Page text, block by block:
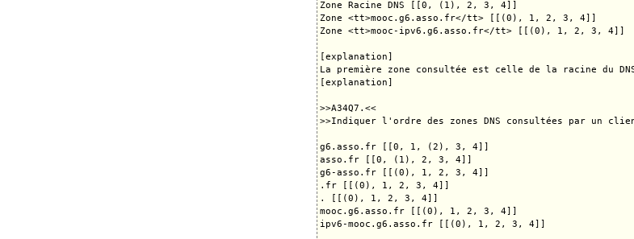
Zone Racine DNS [[0, (1), 2, 3, 4]]
Zone <tt>mooc.g6.asso.fr</tt> [[(0), 1, 2, 3, 4]]
Zone <tt>mooc-ipv6.g6.asso.fr</tt> [[(0), 1, 2, 3, 4]]
[explanation]
La première zone consultée est celle de la racine du
[explanation]
>>A34Q7.<<
>>Indiquer l'ordre des zones DNS consultées par un
g6.asso.fr [[0, 1, (2), 3, 4]]
asso.fr [[0, (1), 2, 3, 4]]
g6-asso.fr [[(0), 1, 2, 3, 4]]
.fr [[(0), 1, 2, 3, 4]]
. [[(0), 1, 2, 3, 4]]
mooc.g6.asso.fr [[(0), 1, 2, 3, 4]]
ipv6-mooc.g6.asso.fr [[(0), 1, 2, 3, 4]]